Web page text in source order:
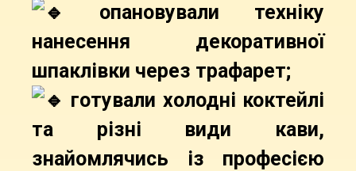
опановували техніку
нанесення декоративної
шпаклівки через трафарет;
готували холодні коктейлі
та різні види кави,
знайомлячись із професією